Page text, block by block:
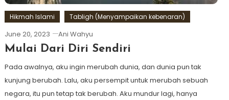
Hikmah Islami Tabligh (Menyampaikan kebenaran)
June 20, 2023 Ani Wahyu
Mulai Dari Diri Sendiri
Pada awalnya, aku ingin merubah dunia, dan dunia pun tak
kunjung berubah. Lalu, aku persempit untuk merubah sebuah
negara, itu pun tetap tak berubah. Aku mundur lagi, hanya